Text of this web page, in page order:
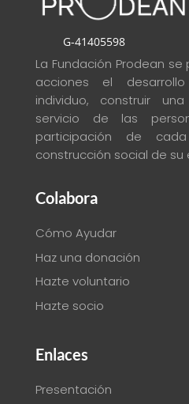
G-41405598
La Fundación Prodean
acciones el
individuo, construir
servicio de las
participación de
construcción social de su
Colabora
Cómo Ayudar
Haz una donación
Hazte voluntario
Hazte socio
Enlaces
Presentación